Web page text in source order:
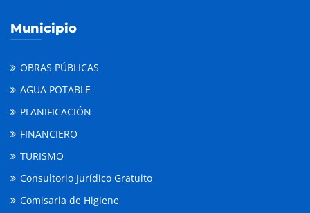
Municipio
OBRAS PÚBLICAS
AGUA POTABLE
PLANIFICACIÓN
FINANCIERO
TURISMO
Consultorio Jurídico Gratuito
Comisaria de Higiene